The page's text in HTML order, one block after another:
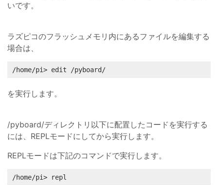
いです。
ラズピコのフラッシュメモリ内にあるファイルを編集する
場合は、
/home/pi> edit /pyboard/
を実行します。
/pyboard/ディレクトリ以下に配置したコードを実行する
には、REPLモードにしてから実行します。
REPLモードは下記のコマンドで実行します。
/home/pi> repl